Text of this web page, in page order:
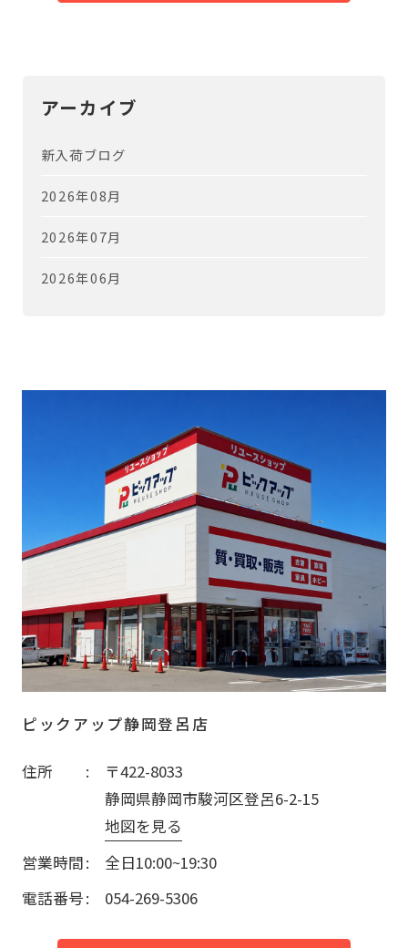
アーカイブ
新入荷ブログ
2026年08月
2026年07月
2026年06月
ピックアップ静岡登呂店
住所
〒422-8033
静岡県静岡市駿河区登呂6-2-15
地図を見る
営業時間
全日10:00~19:30
電話番号
054-269-5306